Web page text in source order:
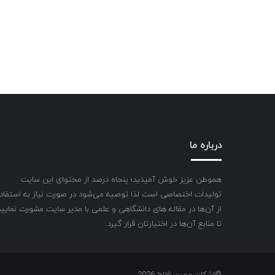
درباره ما
هموطن عزیز خوش آمیدید؛ پنجاه درصد از محتوای این سایت
تولیدات اختصاصی است لذا توصیه می‌شود در صورت نیاز به
از آن‌ها در مقاله های دانشگاهی و علمی با مدیر سایت مشورت
تا منابع آن‌ها در اختیارتان قرار گیرد.